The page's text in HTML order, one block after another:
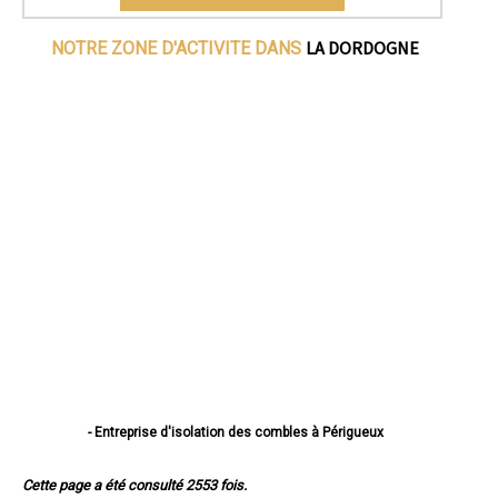
NOTRE ZONE D'ACTIVITE DANS LA DORDOGNE
- Entreprise d'isolation des combles à Périgueux
- Entreprise d'isolation des combles à Coulounieix-Chamiers
Cette page a été consulté 2553 fois.